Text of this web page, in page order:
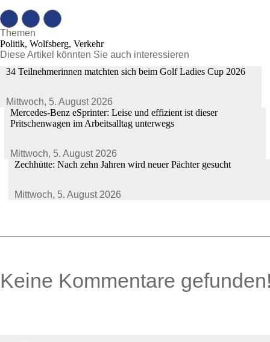
Themen
Politik, Wolfsberg, Verkehr
Diese Artikel könnten Sie auch interessieren
34 Teilnehmerinnen matchten sich beim Golf Ladies Cup 2026
Mittwoch, 5. August 2026
Mercedes-Benz eSprinter: Leise und effizient ist dieser
Pritschenwagen im Arbeitsalltag unterwegs
Mittwoch, 5. August 2026
Zechhütte: Nach zehn Jahren wird neuer Pächter gesucht
Mittwoch, 5. August 2026
0 Kommentare
Keine Kommentare gefunden!